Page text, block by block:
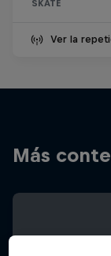
SKATE
Ver la
Más